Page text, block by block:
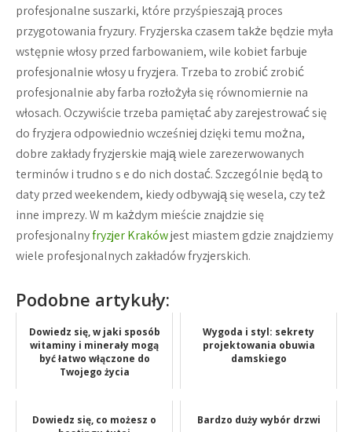
profesjonalne suszarki, które przyśpieszają proces
przygotowania fryzury. Fryzjerska czasem także będzie myła
wstępnie włosy przed farbowaniem, wile kobiet farbuje
profesjonalnie włosy u fryzjera. Trzeba to zrobić zrobić
profesjonalnie aby farba rozłożyła się równomiernie na
włosach. Oczywiście trzeba pamiętać aby zarejestrować się
do fryzjera odpowiednio wcześniej dzięki temu można,
dobre zakłady fryzjerskie mają wiele zarezerwowanych
terminów i trudno s e do nich dostać. Szczególnie będą to
daty przed weekendem, kiedy odbywają się wesela, czy też
inne imprezy. W m każdym mieście znajdzie się
profesjonalnyfryzjer Krakówjest miastem gdzie znajdziemy
wiele profesjonalnych zakładów fryzjerskich.
Podobne artykuły:
Dowiedz się, w jaki sposób
witaminy i minerały mogą
być łatwo włączone do
Twojego życia
Wygoda i styl: sekrety
projektowania obuwia
damskiego
Dowiedz się, co możesz o
Bardzo duży wybór drzwi